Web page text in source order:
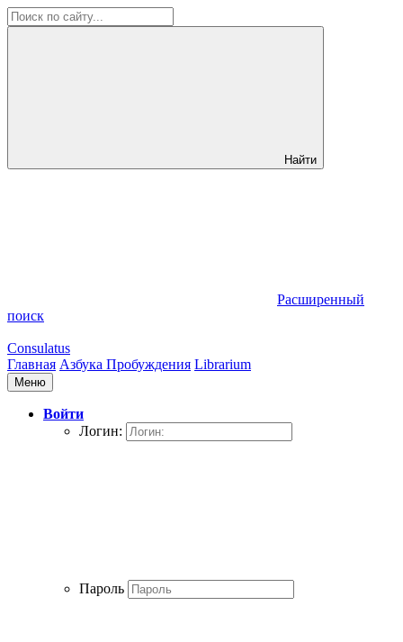
Найти
Расширенный
поиск
Consulatus
Главная Азбука Пробуждения Librarium
Меню
Войти
Логин:
Пароль